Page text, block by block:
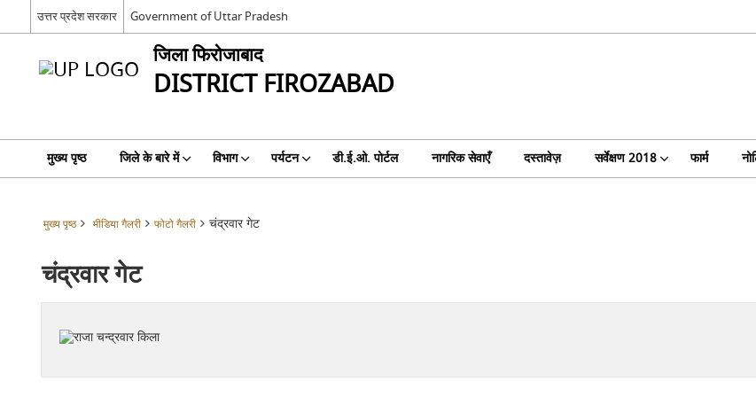
उत्तर प्रदेश सरकार Government of Uttar Pradesh
जिला फिरोजाबाद
DISTRICT FIROZABAD
मुख्य पृष्ठ जिले के बारे में विभाग पर्यटन डी.ई.ओ. पोर्टल नागरिक सेवाएँ दस्तावेज़ सर्वेक्षण 2018 फार्म
मुख्य पृष्ठ मीडिया गैलरी फोटो गैलरी चंद्रवार गेट
चंद्रवार गेट